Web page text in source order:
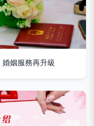
姻服務再升級